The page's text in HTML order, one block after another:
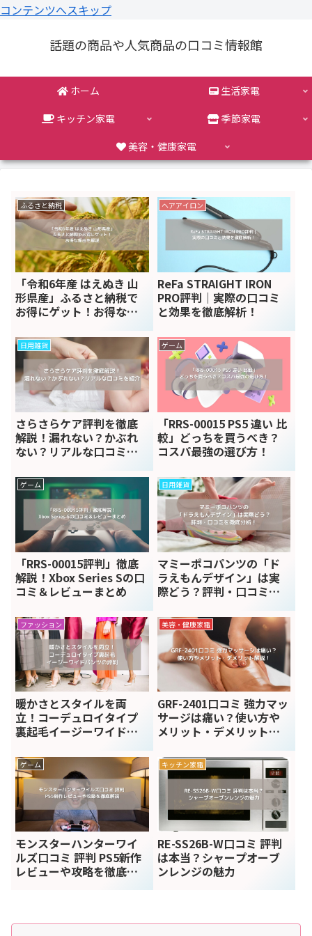
コンテンツへスキップ
話題の商品や人気商品の口コミ情報館
ホーム
生活家電
キッチン家電
季節家電
美容・健康家電
ふるさと納税
「令和6年産 はえぬき 山
形県産」ふるさと納税で
お得にゲット！お得な理
ヘアアイロン
ReFa STRAIGHT IRON
PRO評判｜実際の口コミ
と効果を徹底解析！
日用雑貨
さらさらケア評判を徹底
解説！漏れない？かぶれ
ない？リアルな口コミを
ゲーム
「RRS-00015 PS5 違い 比
較」どっちを買うべき？
コスパ最強の選び方！
ゲーム
「RRS-00015評判」徹底
解説！Xbox Series Sの口
コミ＆レビューまとめ
日用雑貨
マミーポコパンツの「ド
ラえもんデザイン」は実
際どう？評判・口コミを
ファッション
暖かさとスタイルを両
立！コーデュロイタイプ
裏起毛イージーワイドパ
美容・健康家電
GRF-2401口コミ 強力マッ
サージは痛い？使い方や
メリット・デメリット解
ゲーム
モンスターハンターワイ
ルズ口コミ 評判 PS5新作
レビューや攻略を徹底解
キッチン家電
RE-SS26B-W口コミ 評判
は本当？シャープオーブ
ンレンジの魅力